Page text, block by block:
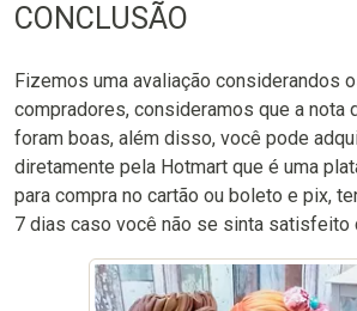
CONCLUSÃO
Fizemos uma avaliação considerandos
compradores, consideramos que a nota
foram boas, além disso, você pode
diretamente pela Hotmart que é uma
para compra no cartão ou boleto e pix,
7 dias caso você não se sinta satisfeito